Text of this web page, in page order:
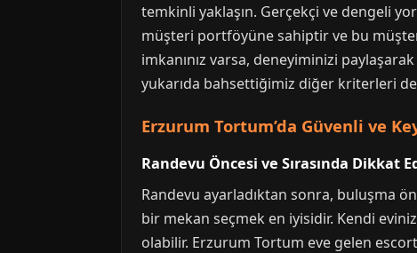
temkinli yaklaşın. Gerçekçi ve dengeli
müşteri portföyüne sahiptir ve bu
imkanınız varsa, deneyiminizi
yukarıda bahsettiğimiz diğer kriterleri
Erzurum Tortum’da Güvenli ve
Randevu Öncesi ve Sırasında Dikkat
Randevu ayarladıktan sonra, buluşma
bir mekan seçmek en iyisidir. Kendi
olabilir. Erzurum Tortum eve gelen